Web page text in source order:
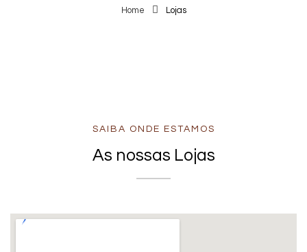
Home Lojas
SAIBA ONDE ESTAMOS
As nossas Lojas